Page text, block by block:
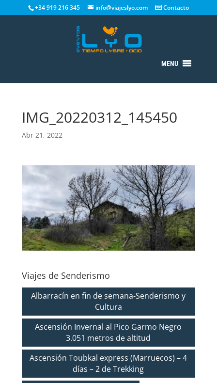
+34 919 216 345 info@viajeslyo.com Contacto
MENU
IMG_20220312_145450
Abr 21, 2022
Viajes de Senderismo
Albarracín en fin de semana-Senderismo y
Cultura
Ascensión Invernal al Pico Garmo Negro
3.051 metros de altitud
Ascensión Toubkal express (Marruecos) – 4
días – 2 de Trekking